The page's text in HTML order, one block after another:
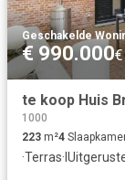
Geschakelde
€ 990.000
te koop Huis
1000
223 m²4
·Terras·